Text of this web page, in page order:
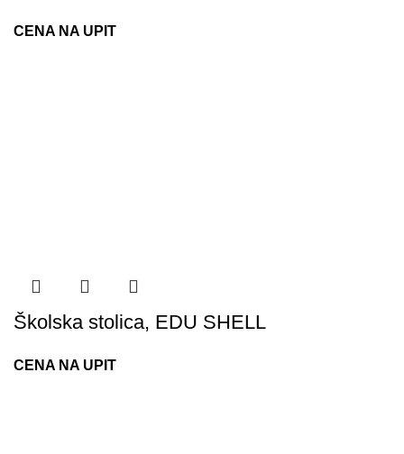
CENA NA UPIT
Školska stolica, EDU SHELL
CENA NA UPIT